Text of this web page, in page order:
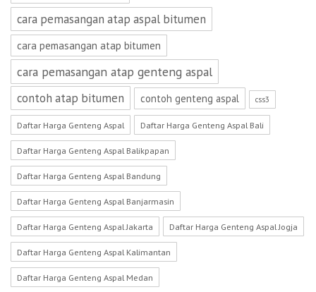
cara pemasangan atap aspal bitumen
cara pemasangan atap bitumen
cara pemasangan atap genteng aspal
contoh atap bitumen contoh genteng aspal css3
Daftar Harga Genteng Aspal Daftar Harga Genteng Aspal Bali
Daftar Harga Genteng Aspal Balikpapan
Daftar Harga Genteng Aspal Bandung
Daftar Harga Genteng Aspal Banjarmasin
Daftar Harga Genteng Aspal Jakarta Daftar Harga Genteng Aspal Jogja
Daftar Harga Genteng Aspal Kalimantan
Daftar Harga Genteng Aspal Medan